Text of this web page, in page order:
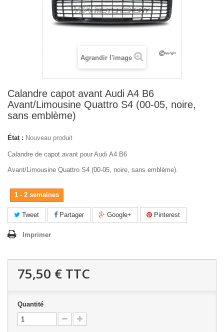
Agrandir l'image
Calandre capot avant Audi A4 B6
Avant/Limousine Quattro S4 (00-05, noire,
sans emblème)
État : Nouveau produit
Calandre de capot avant pour Audi A4 B6
Avant/Limousine Quattro S4 (00-05, noire, sans emblème).
1 - 2 semaines
Tweet Partager Google+ Pinterest
Imprimer
75,50 € TTC
Quantité